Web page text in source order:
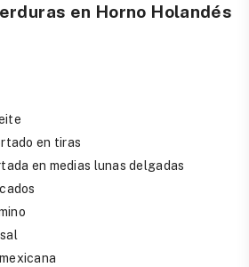
en Horno Holandés
en tiras
en medias lunas delgadas